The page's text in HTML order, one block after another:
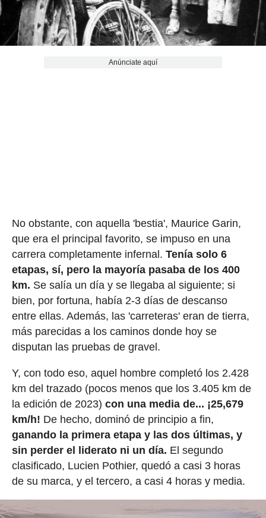
Anúnciate aquí
No obstante, con aquella 'bestia', Maurice Garin,
que era el principal favorito, se impuso en una
carrera completamente infernal. Tenía solo 6
etapas, sí, pero la mayoría pasaba de los 400
km. Se salía un día y se llegaba al siguiente; si
bien, por fortuna, había 2-3 días de descanso
entre ellas. Además, las 'carreteras' eran de tierra,
más parecidas a los caminos donde hoy se
disputan las pruebas de gravel.
Y, con todo eso, aquel hombre completó los 2.428
km del trazado (pocos menos que los 3.405 km de
la edición de 2023) con una media de... ¡25,679
km/h! De hecho, dominó de principio a fin,
ganando la primera etapa y las dos últimas, y
sin perder el liderato ni un día. El segundo
clasificado, Lucien Pothier, quedó a casi 3 horas
de su marca, y el tercero, a casi 4 horas y media.